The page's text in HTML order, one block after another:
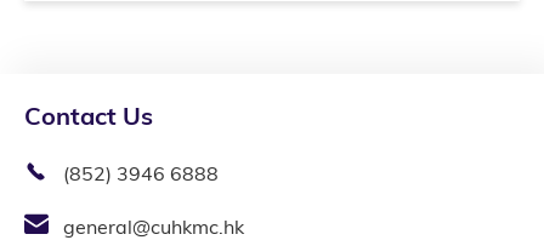
Contact Us
(852) 3946 6888
general@cuhkmc.hk